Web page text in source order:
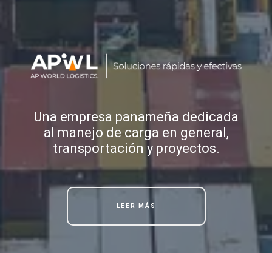
Una empresa panameña dedicada
al manejo de carga en general,
transportación y proyectos.
LEER MÁS